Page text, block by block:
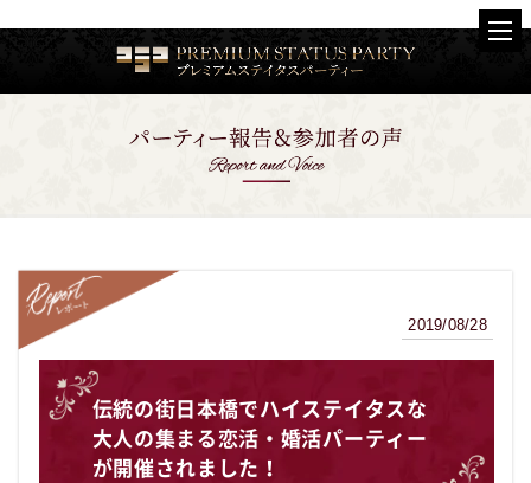
レポート
2019/08/28
伝統の街日本橋でハイステイタスな
大人の集まる恋活・婚活パーティー
が開催されました！